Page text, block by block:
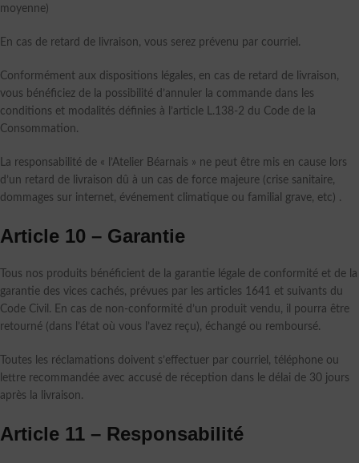
moyenne)
En cas de retard de livraison, vous serez prévenu par courriel.
Conformément aux dispositions légales, en cas de retard de livraison,
vous bénéficiez de la possibilité d’annuler la commande dans les
conditions et modalités définies à l’article L.138-2 du Code de la
Consommation.
La responsabilité de « l’Atelier Béarnais » ne peut être mis en cause lors
d’un retard de livraison dû à un cas de force majeure (crise sanitaire,
dommages sur internet, événement climatique ou familial grave, etc) .
Article 10 – Garantie
Tous nos produits bénéficient de la garantie légale de conformité et de la
garantie des vices cachés, prévues par les articles 1641 et suivants du
Code Civil. En cas de non-conformité d’un produit vendu, il pourra être
retourné (dans l’état où vous l’avez reçu), échangé ou remboursé.
Toutes les réclamations doivent s’effectuer par courriel, téléphone ou
lettre recommandée avec accusé de réception dans le délai de 30 jours
après la livraison.
Article 11 – Responsabilité